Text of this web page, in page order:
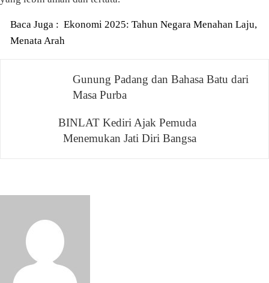
Baca Juga : Ekonomi 2025: Tahun Negara Menahan Laju,
Menata Arah
NavigasiGunung Padang dan Bahasa Batu dari
Masa Purba
BINLAT Kediri Ajak Pemuda
Menemukan Jati Diri Bangsa